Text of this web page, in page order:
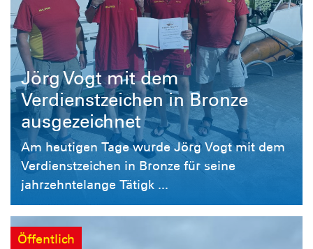
Jörg Vogt mit dem
Verdienstzeichen in Bronze
ausgezeichnet
Am heutigen Tage wurde Jörg Vogt mit dem
Verdienstzeichen in Bronze für seine
jahrzehntelange Tätigk ...
Öffentlich